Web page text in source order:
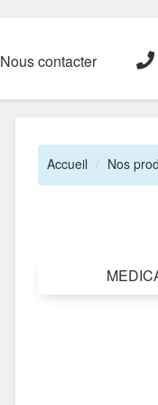
Nous contacter
Accueil Nos